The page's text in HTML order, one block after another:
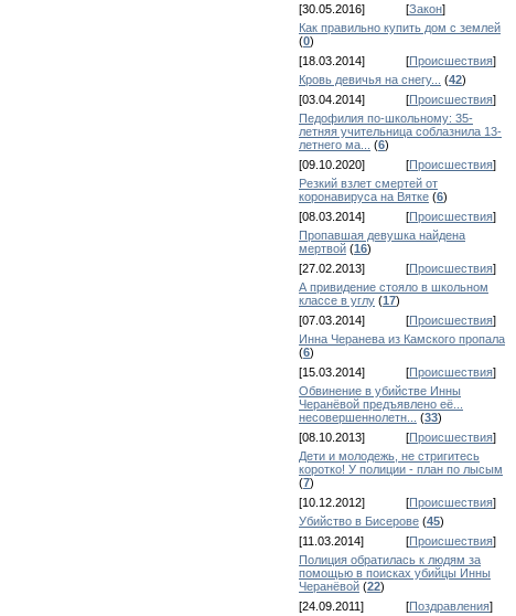
[30.05.2016]
[Закон]
Как правильно купить дом с землей
(0)
[18.03.2014]
[Происшествия]
Кровь девичья на снегу...
(42)
[03.04.2014]
[Происшествия]
Педофилия по-школьному: 35-
летняя учительница соблазнила 13-
летнего ма...
(6)
[09.10.2020]
[Происшествия]
Резкий взлет смертей от
коронавируса на Вятке (6)
[08.03.2014]
[Происшествия]
Пропавшая девушка найдена
мертвой (16)
[27.02.2013]
[Происшествия]
А привидение стояло в школьном
классе в углу (17)
[07.03.2014]
[Происшествия]
Инна Черанева из Камского пропала
(6)
[15.03.2014]
[Происшествия]
Обвинение в убийстве Инны
Черанёвой предъявлено её...
несовершеннолетн...
(33)
[08.10.2013]
[Происшествия]
Дети и молодежь, не стригитесь
коротко! У полиции - план по лысым
(7)
[10.12.2012]
[Происшествия]
Убийство в Бисерове (45)
[11.03.2014]
[Происшествия]
Полиция обратилась к людям за
помощью в поисках убийцы Инны
Черанёвой (22)
[24.09.2011]
[Поздравления]